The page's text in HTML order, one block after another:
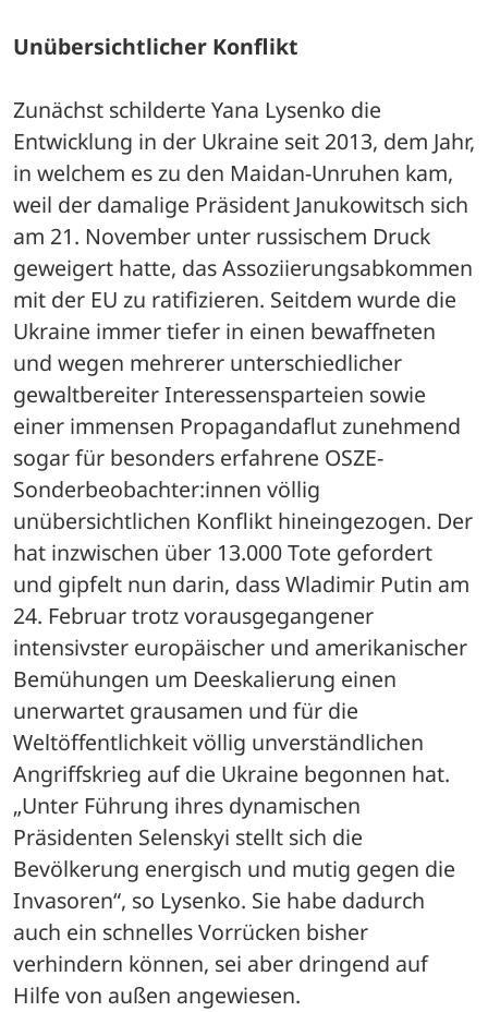
Unübersichtlicher Konflikt
Zunächst schilderte Yana Lysenko die
Entwicklung in der Ukraine seit 2013, dem Jahr,
in welchem es zu den Maidan-Unruhen kam,
weil der damalige Präsident Janukowitsch sich
am 21. November unter russischem Druck
geweigert hatte, das Assoziierungsabkommen
mit der EU zu ratifizieren. Seitdem wurde die
Ukraine immer tiefer in einen bewaffneten
und wegen mehrerer unterschiedlicher
gewaltbereiter Interessensparteien sowie
einer immensen Propagandaflut zunehmend
sogar für besonders erfahrene OSZE-
Sonderbeobachter:innen völlig
unübersichtlichen Konflikt hineingezogen. Der
hat inzwischen über 13.000 Tote gefordert
und gipfelt nun darin, dass Wladimir Putin am
24. Februar trotz vorausgegangener
intensivster europäischer und amerikanischer
Bemühungen um Deeskalierung einen
unerwartet grausamen und für die
Weltöffentlichkeit völlig unverständlichen
Angriffskrieg auf die Ukraine begonnen hat.
„Unter Führung ihres dynamischen
Präsidenten Selenskyi stellt sich die
Bevölkerung energisch und mutig gegen die
Invasoren“, so Lysenko. Sie habe dadurch
auch ein schnelles Vorrücken bisher
verhindern können, sei aber dringend auf
Hilfe von außen angewiesen.